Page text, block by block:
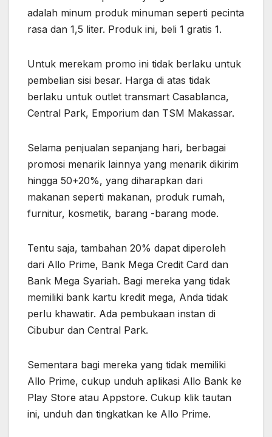
adalah minum produk minuman seperti pecinta
rasa dan 1,5 liter. Produk ini, beli 1 gratis 1.
Untuk merekam promo ini tidak berlaku untuk
pembelian sisi besar. Harga di atas tidak
berlaku untuk outlet transmart Casablanca,
Central Park, Emporium dan TSM Makassar.
Selama penjualan sepanjang hari, berbagai
promosi menarik lainnya yang menarik dikirim
hingga 50+20%, yang diharapkan dari
makanan seperti makanan, produk rumah,
furnitur, kosmetik, barang -barang mode.
Tentu saja, tambahan 20% dapat diperoleh
dari Allo Prime, Bank Mega Credit Card dan
Bank Mega Syariah. Bagi mereka yang tidak
memiliki bank kartu kredit mega, Anda tidak
perlu khawatir. Ada pembukaan instan di
Cibubur dan Central Park.
Sementara bagi mereka yang tidak memiliki
Allo Prime, cukup unduh aplikasi Allo Bank ke
Play Store atau Appstore. Cukup klik tautan
ini, unduh dan tingkatkan ke Allo Prime.